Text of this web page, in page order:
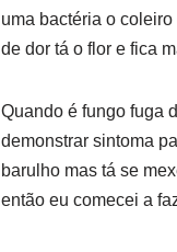
uma bactéria o
de dor tá o flor e fica
Quando é fungo fuga
demonstrar sintoma
barulho mas tá se
então eu comecei a